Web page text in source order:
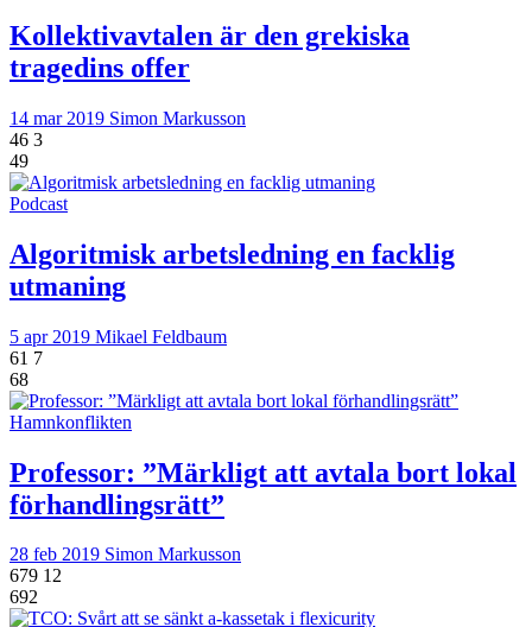
Kollektivavtalen är den grekiska
tragedins offer
14 mar 2019 Simon Markusson
46 3
49
Podcast
Algoritmisk arbetsledning en facklig
utmaning
5 apr 2019 Mikael Feldbaum
61 7
68
Hamnkonflikten
Professor: ”Märkligt att avtala bort lokal
förhandlingsrätt”
28 feb 2019 Simon Markusson
679 12
692